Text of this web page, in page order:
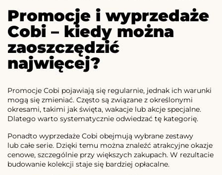
Promocje i wyprzedaże
Cobi – kiedy można
zaoszczędzić
najwięcej?
Promocje Cobi pojawiają się regularnie, jednak ich warunki
mogą się zmieniać. Często są związane z określonymi
okresami, takimi jak święta, wakacje lub akcje specjalne.
Dlatego warto systematycznie odwiedzać tę kategorię.
Ponadto wyprzedaże Cobi obejmują wybrane zestawy
lub całe serie. Dzięki temu można znaleźć atrakcyjne okazje
cenowe, szczególnie przy większych zakupach. W rezultacie
budowanie kolekcji staje się bardziej opłacalne.